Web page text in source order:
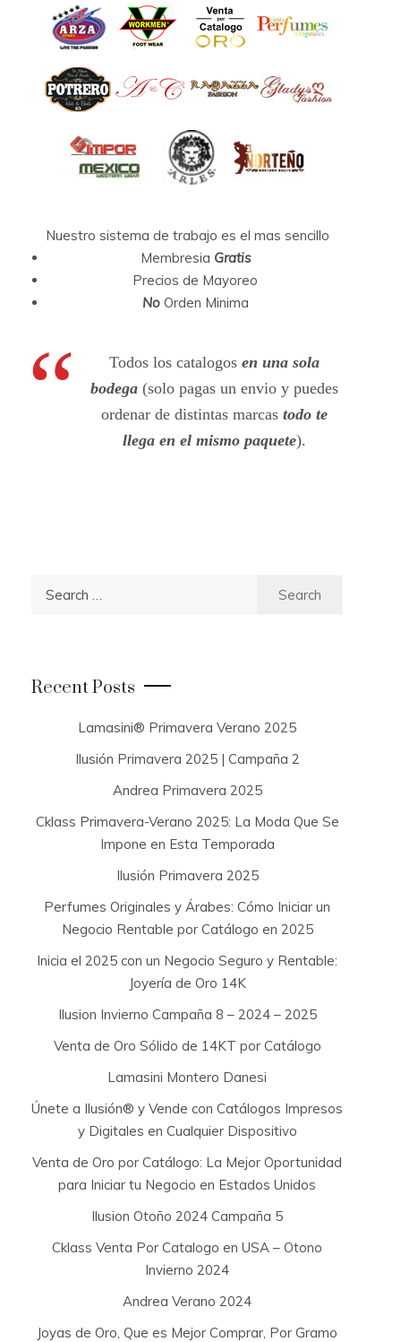
Nuestro sistema de trabajo es el mas sencillo
Membresia Gratis
Precios de Mayoreo
NoOrden Minima
Todos los catalogos en una sola
bodega (solo pagas un envio y puedes
ordenar de distintas marcastodo te
llega en el mismo paquete).
r
:
Recent Posts
Lamasini® Primavera Verano 2025
Ilusión Primavera 2025 | Campaña 2
Andrea Primavera 2025
Cklass Primavera-Verano 2025: La Moda Que Se
Impone en Esta Temporada
Ilusión Primavera 2025
Perfumes Originales y Árabes: Cómo Iniciar un
Negocio Rentable por Catálogo en 2025
Inicia el 2025 con un Negocio Seguro y Rentable:
Joyería de Oro 14K
Ilusion Invierno Campaña 8 – 2024 – 2025
Venta de Oro Sólido de 14KT por Catálogo
Lamasini Montero Danesi
Únete a Ilusión® y Vende con Catálogos Impresos
y Digitales en Cualquier Dispositivo
Venta de Oro por Catálogo: La Mejor Oportunidad
para Iniciar tu Negocio en Estados Unidos
Ilusion Otoño 2024 Campaña 5
Cklass Venta Por Catalogo en USA – Otono
Invierno 2024
Andrea Verano 2024
Joyas de Oro, Que es Mejor Comprar, Por Gramo